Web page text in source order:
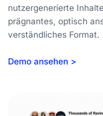
nutzergenerierte
prägnantes, optisch
verständliches Format.
Demo ansehen >